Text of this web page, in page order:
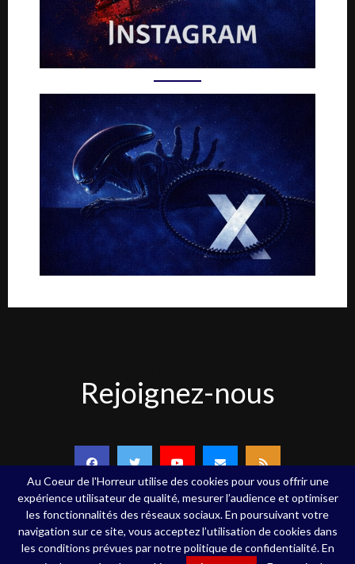
nous
Rejoignez-nous
Copyright ©Au Coeur de l'Horreur - 2020 - Tous droits réservés
Au Coeur de l'Horreur utilise des cookies pour vous offrir une
expérience utilisateur de qualité, mesurer l’audience et optimiser
les fonctionnalités des réseaux sociaux. En poursuivant votre
navigation sur ce site, vous acceptez l’utilisation de cookies dans
les conditions prévues par notre politique de confidentialité. En